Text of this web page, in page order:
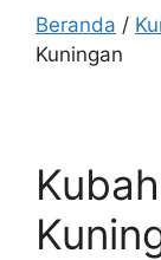
Beranda /
Kuningan